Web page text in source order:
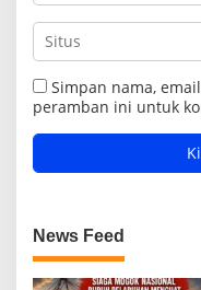
Simpan nama,
peramban ini untuk
News Feed